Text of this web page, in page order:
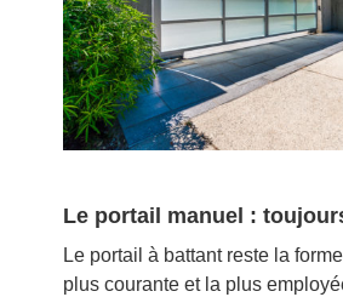
Le portail manuel :
Le portail à battant reste la
plus courante et la plus